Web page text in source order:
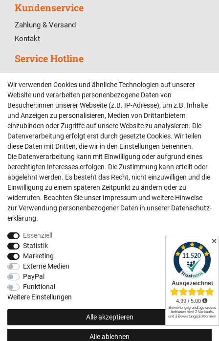
Kundenservice
Zahlung & Versand
Kontakt
Service Hotline
Telefonische Unterstützung und Beratung unter:
02381 9878909
Mo-Fr, 9:00 - 18:00 Uhr
Sa, 9:00 - 13:00 Uhr
Kundenkonto
Registrieren
Login
Hilfe
Informationen
Impressum
Datenschutzerklärung
AGB
Vertrag widerrufen
Social Media
✕
Wir verwenden Cookies und ähnliche Technologien auf unserer
Website und verarbeiten personenbezogene Daten von
Besucher:innen unserer Webseite (z.B. IP-Adresse), um z.B. Inhalte
und Anzeigen zu personalisieren, Medien von Drittanbietern
einzubinden oder Zugriffe auf unsere Website zu analysieren. Die
Datenverarbeitung erfolgt erst durch gesetzte Cookies. Wir teilen
diese Daten mit Dritten, die wir in den Einstellungen benennen.
Die Datenverarbeitung kann mit Einwilligung oder aufgrund eines
berechtigten Interesses erfolgen. Die Zustimmung kann erteilt oder
abgelehnt werden. Es besteht das Recht, nicht einzuwilligen und die
Einwilligung zu einem späteren Zeitpunkt zu ändern oder zu
widerrufen. Beachten Sie unser Impressum und weitere Hinweise
zur Verwendung personenbezogener Daten in unserer Daten­schutz­
erklärung.
Essenziell
Statistik
Marketing
Externe Medien
PayPal
Funktional
Weitere Einstellungen
Alle akzeptieren
Alle ablehnen